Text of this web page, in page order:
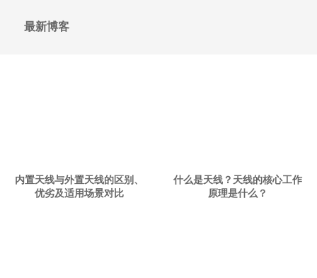
最新博客
内置天线与外置天线的区别、
优劣及适用场景对比
什么是天线？天线的核心工作
原理是什么？